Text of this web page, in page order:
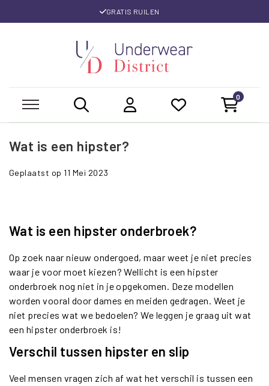
GRATIS RUILEN
0
Wat is een hipster?
Geplaatst op 11 Mei 2023
Wat is een hipster onderbroek?
Op zoek naar nieuw ondergoed, maar weet je niet precies
waar je voor moet kiezen? Wellicht is een hipster
onderbroek nog niet in je opgekomen. Deze modellen
worden vooral door dames en meiden gedragen. Weet je
niet precies wat we bedoelen? We leggen je graag uit wat
een hipster onderbroek is!
Verschil tussen hipster en slip
Veel mensen vragen zich af wat het verschil is tussen een